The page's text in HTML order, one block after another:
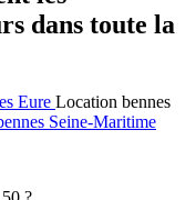
dans toute la
Eure Location bennes
Seine-Maritime